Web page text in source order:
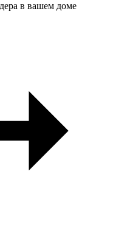
в вашем доме